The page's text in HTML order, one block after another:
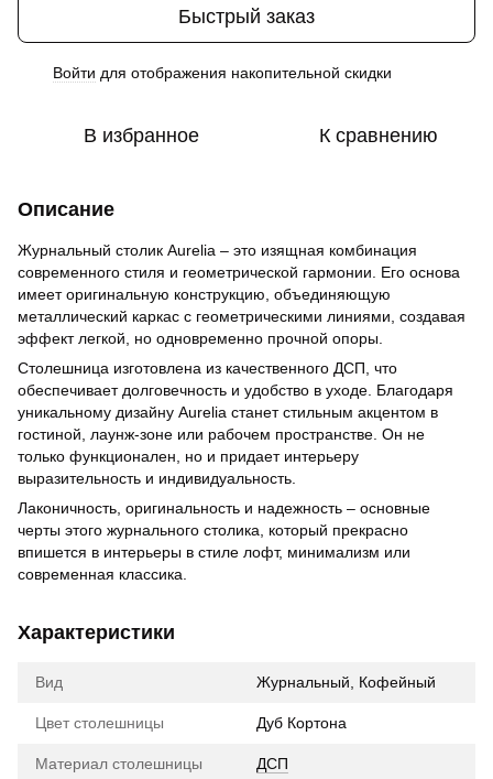
Быстрый заказ
Войти для отображения накопительной скидки
В избранное К сравнению
Описание
Журнальный столик Aurelia – это изящная комбинация
современного стиля и геометрической гармонии. Его основа
имеет оригинальную конструкцию, объединяющую
металлический каркас с геометрическими линиями, создавая
эффект легкой, но одновременно прочной опоры.
Столешница изготовлена ​​из качественного ДСП, что
обеспечивает долговечность и удобство в уходе. Благодаря
уникальному дизайну Aurelia станет стильным акцентом в
гостиной, лаунж-зоне или рабочем пространстве. Он не
только функционален, но и придает интерьеру
выразительность и индивидуальность.
Лаконичность, оригинальность и надежность – основные
черты этого журнального столика, который прекрасно
впишется в интерьеры в стиле лофт, минимализм или
современная классика.
Характеристики
Вид Журнальный, Кофейный
Цвет столешницы Дуб Кортона
Материал столешницы ДСП